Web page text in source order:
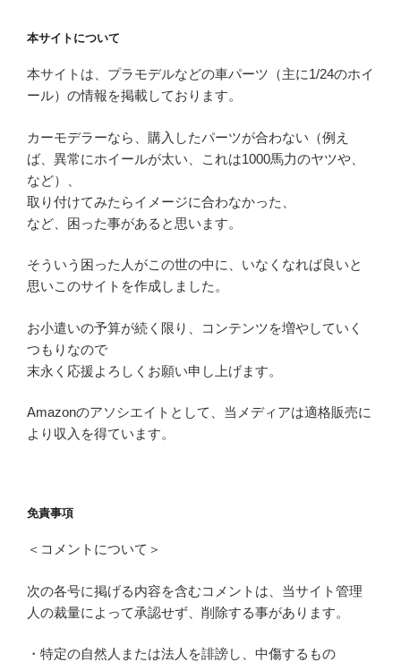
本サイトについて
本サイトは、プラモデルなどの車パーツ（主に1/24のホイ
ール）の情報を掲載しております。
カーモデラーなら、購入したパーツが合わない（例え
ば、異常にホイールが太い、これは1000馬力のヤツや、
など）、
取り付けてみたらイメージに合わなかった、
など、困った事があると思います。
そういう困った人がこの世の中に、いなくなれば良いと
思いこのサイトを作成しました。
お小遣いの予算が続く限り、コンテンツを増やしていく
つもりなので
末永く応援よろしくお願い申し上げます。
Amazonのアソシエイトとして、当メディアは適格販売に
より収入を得ています。
免責事項
＜コメントについて＞
次の各号に掲げる内容を含むコメントは、当サイト管理
人の裁量によって承認せず、削除する事があります。
・特定の自然人または法人を誹謗し、中傷するもの